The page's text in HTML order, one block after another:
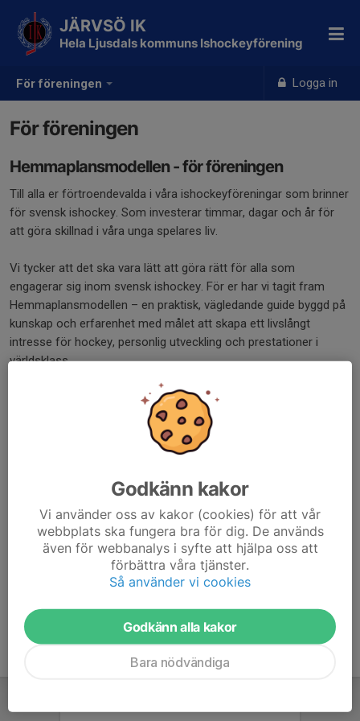
För föreningen Logga in
JÄRVSÖ IK
Hela Ljusdals kommuns Ishockeyförening
För föreningen
Hemmaplansmodellen - för föreningen
Till alla er förtroendevalda i våra ishockeyföreningar som brinner
för svensk ishockey. Som investerar timmar, dagar och år för
att göra skillnad i våra unga spelares liv.
Vi tycker att det ska vara lätt att göra rätt för alla som
engagerar sig inom svensk ishockey. För er har vi tagit fram
Hemmaplansmodellen – en praktisk, vägledande guide byggd på
kunskap och erfarenhet med målet att skapa ett livslångt
intresse för hockey, personlig utveckling och prestationer i
världsklass.
En modell som pekar ut den riktning vi valt att gå med svensk
barn- och ungdomsishockey.
Modellen bygger på fyra principer:
Ge alla chansen att utvecklas
Anpassa träning och match efter målgrupp
Bedriv en allsidig träning
Godkänn kakor
Vi använder oss av kakor (cookies) för att vår
webbplats ska fungera bra för dig. De används
även för webbanalys i syfte att hjälpa oss att
förbättra våra tjänster.
Så använder vi cookies
Godkänn alla kakor
Bara nödvändiga